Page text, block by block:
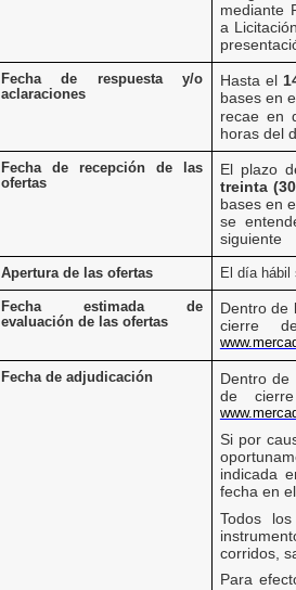
mediante
a
Fecha de respuesta y/o
aclaraciones
Hasta el
bases en
recae en
horas del
Fecha de recepción de las
ofertas
El plazo
treinta
bases en
se
siguiente
Apertura de las ofertas El día hábil
Fecha estimada de
evaluación de las ofertas
Dentro de
cierre
Fecha de adjudicación
Dentro de
de
Si por
indicada
fecha en
Todos
corridos,
Para